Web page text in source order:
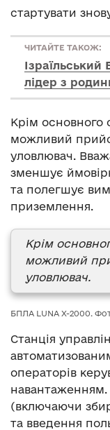
стартувати
ЧИТАЙТЕ ТАКОЖ:
лідер з
Крім основного
можливий
уловлювач.
зменшує
та полегшує
приземлення.
Крім
можливий
уловлювач.
БПЛА LUNA X-2000.
Станція
операторів
навантаженням.
(включаючи
та введення